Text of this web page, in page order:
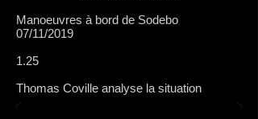
Manoeuvres à bord de Sodebo
07/11/2019
1.25
Thomas Coville analyse la situation